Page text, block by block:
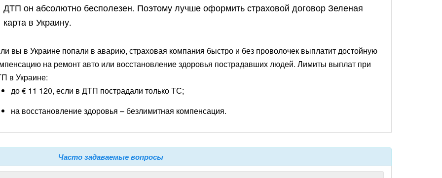
ДТП он абсолютно бесполезен. Поэтому лучше оформить страховой договор Зеленая
карта в Украину.
вы в Украине попали в аварию, страховая компания быстро и без проволочек выплатит достойную
на ремонт авто или восстановление здоровья пострадавших людей. Лимиты выплат при
в Украине:
до € 11 120, если в ДТП пострадали только ТС;
на восстановление здоровья – безлимитная компенсация.
Часто задаваемые вопросы